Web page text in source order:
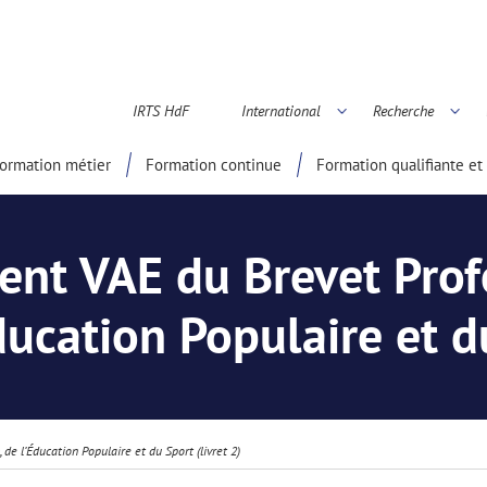
IRTS HdF International Recherche
métier Formation continue Formation qualifiante
VAE du Brevet
Populaire et
l’Éducation Populaire et du Sport (livret 2)